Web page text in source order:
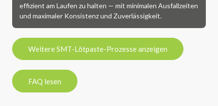
effizient am Laufen zu halten — mit minimalen Ausfallzeiten
und maximaler Konsistenz und Zuverlässigkeit.
Weitere SMT-Lötpaste-Prozesse anzeigen
FAQ lesen